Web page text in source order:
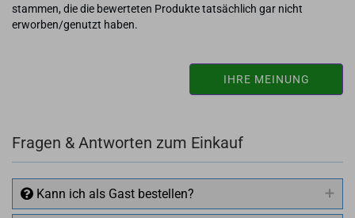
stammen, die die bewerteten Produkte tatsächlich gar nicht
erworben/genutzt haben.
IHRE MEINUNG
Fragen & Antworten zum Einkauf
Kann ich als Gast bestellen?